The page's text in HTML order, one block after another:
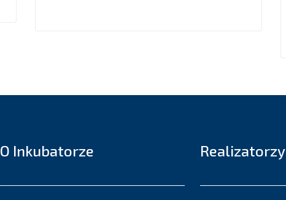
O Inkubatorze Realizatorzy